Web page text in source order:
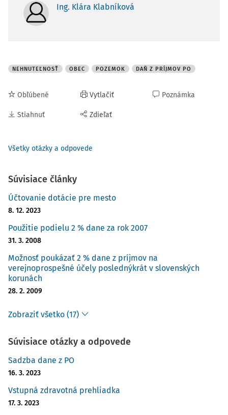
Ing. Klára Klabníková
NEHNUTEĽNOSŤ OBEC POZEMOK DAŇ Z PRÍJMOV PO
Obľúbené
Stiahnuť
Vytlačiť
Zdieľať
Poznámka
Všetky otázky a odpovede
Súvisiace články
Účtovanie dotácie pre mesto
8. 12. 2023
Použitie podielu 2 % dane za rok 2007
31. 3. 2008
Možnosť poukázať 2 % dane z príjmov na
verejnoprospešné účely poslednýkrát v slovenských
korunách
28. 2. 2009
Zobraziť všetko (17)
Súvisiace otázky a odpovede
Sadzba dane z PO
16. 3. 2023
Vstupná zdravotná prehliadka
17. 3. 2023